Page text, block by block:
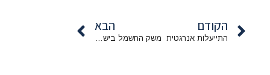
הקודם
התייעלות אנרגטית
הבא
משק החשמל בישראל